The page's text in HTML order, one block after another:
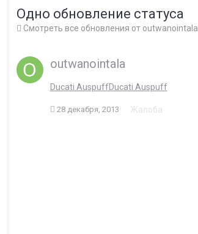
Одно обновление статуса
Смотреть все обновления от outwanointala
outwanointala
Ducati AuspuffDucati Auspuff
28 декабря, 2013 Жалоба